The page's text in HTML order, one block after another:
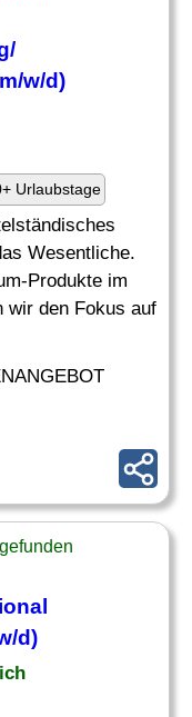
/
w/d)
Urlaubstage
Wesentliche.
Produkte im
wir den Fokus auf
d)